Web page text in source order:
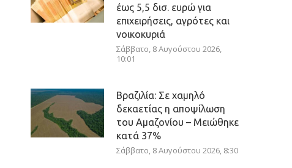
έως 5,5 δισ. ευρώ για
επιχειρήσεις, αγρότες και
νοικοκυριά
Σάββατο, 8 Αυγούστου 2026,
10:01
Βραζιλία: Σε χαμηλό
δεκαετίας η αποψίλωση
του Αμαζονίου – Μειώθηκε
κατά 37%
Σάββατο, 8 Αυγούστου 2026, 8:30